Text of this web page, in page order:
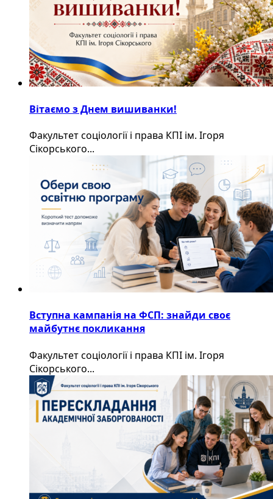
Вітаємо з Днем вишиванки!
Факультет соціології і права КПІ ім. Ігоря
Сікорського...
Вступна кампанія на ФСП: знайди своє
майбутнє покликання
Факультет соціології і права КПІ ім. Ігоря
Сікорського...